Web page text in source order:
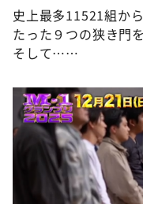
ポツンと一軒家
ザキ山小屋本館
アナ回覧板
史上最多11521組か
たった９つの狭き門
そして……